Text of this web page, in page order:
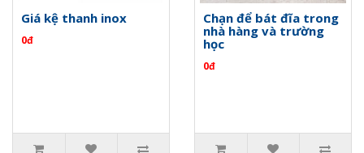
Giá kệ thanh inox
0đ
Chạn để bát đĩa trong
nhà hàng và trường
học
0đ